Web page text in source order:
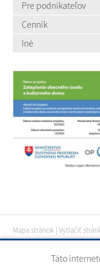
Táto
Pre podnikateľov
Cenník
Iné
Mapa stránok| Vytlačiť
CMS systém (redakčný)